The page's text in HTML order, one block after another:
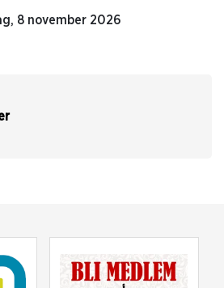
8 november 2026